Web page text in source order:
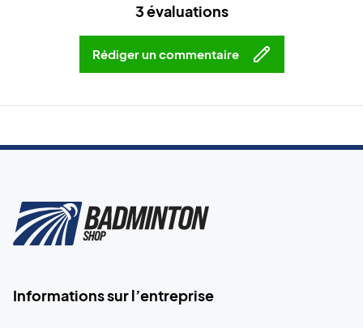
3 évaluations
Rédiger un commentaire
Informations sur l’entreprise